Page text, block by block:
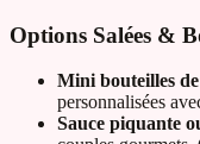
Options Salées &
Mini bouteilles
personnalisées
Sauce piquante